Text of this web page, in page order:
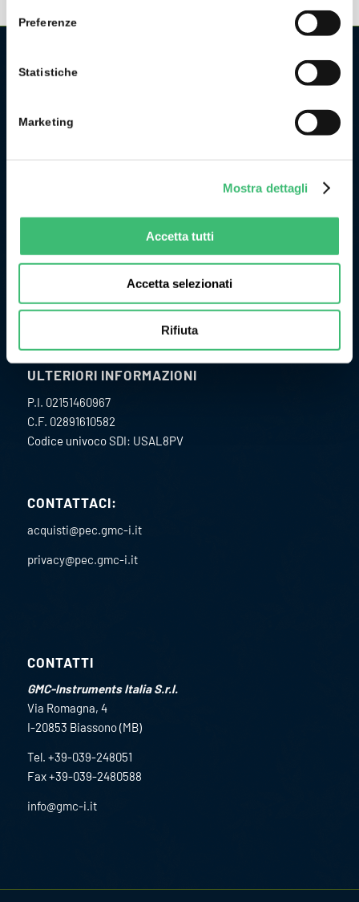
Preferenze
Statistiche
Marketing
Mostra dettagli
Accetta tutti
Accetta selezionati
Rifiuta
CHI SIAMO
La GMC Instruments Italia è la filiale italiana del gruppo
tedesco/svizzero
, ed opera nel
uno dei più importanti gruppi industriali della Germania.
Originariamente l’attività di GMC Instruments ebbe inizio nel
1977 come Camille Bauer Italia diventando, in pochi anni, un
punto di riferimento per il mercato dell’impiantistica
chimica per lo sviluppo e la realizzazione di strumenti per la
ULTERIORI INFORMAZIONI
P.I. 02151460967
C.F. 02891610582
Codice univoco SDI: USAL8PV
CONTATTACI:
acquisti@pec.gmc-i.it
privacy@pec.gmc-i.it
CONTATTI
GMC-Instruments Italia S.r.l.
Via Romagna, 4
I-20853 Biassono (MB)
Tel. +39-039-248051
Fax +39-039-2480588
info@gmc-i.it